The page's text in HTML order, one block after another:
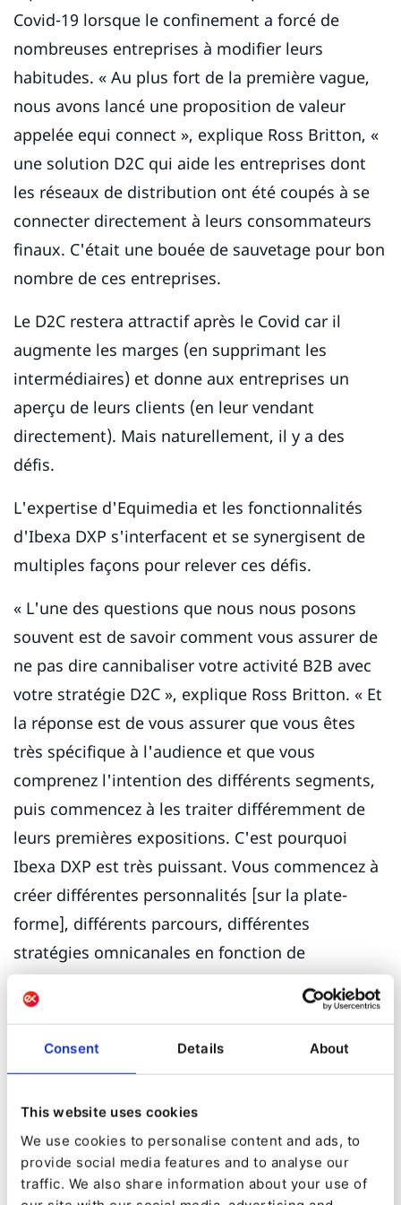
Consent Details About
This website uses cookies
We use cookies to personalise content and ads, to
provide social media features and to analyse our
traffic. We also share information about your use of
Covid-19 lorsque le confinement a forcé de
nombreuses entreprises à modifier leurs
habitudes. « Au plus fort de la première vague,
nous avons lancé une proposition de valeur
appelée equi connect », explique Ross Britton, «
une solution D2C qui aide les entreprises dont
les réseaux de distribution ont été coupés à se
connecter directement à leurs consommateurs
finaux. C'était une bouée de sauvetage pour bon
nombre de ces entreprises.
Le D2C restera attractif après le Covid car il
augmente les marges (en supprimant les
intermédiaires) et donne aux entreprises un
aperçu de leurs clients (en leur vendant
directement). Mais naturellement, il y a des
défis.
L'expertise d'Equimedia et les fonctionnalités
d'Ibexa DXP s'interfacent et se synergisent de
multiples façons pour relever ces défis.
« L'une des questions que nous nous posons
souvent est de savoir comment vous assurer de
ne pas dire cannibaliser votre activité B2B avec
votre stratégie D2C », explique Ross Britton. « Et
la réponse est de vous assurer que vous êtes
très spécifique à l'audience et que vous
comprenez l'intention des différents segments,
puis commencez à les traiter différemment de
leurs premières expositions. C'est pourquoi
Ibexa DXP est très puissant. Vous commencez à
créer différentes personnalités [sur la plate-
forme], différents parcours, différentes
stratégies omnicanales en fonction de
l'intention de votre audience et de vos
interactions avec l'audience. »
La mesure et l'attribution sont un autre tremplin
vers le succès du D2C. Le retrait des cookies tiers
signifie que les entreprises devront s'appuyer
sur les données CRM - "peut-être le plus grand
défi permanent pour le B2B en 2022", ajoute
Ross Britton.